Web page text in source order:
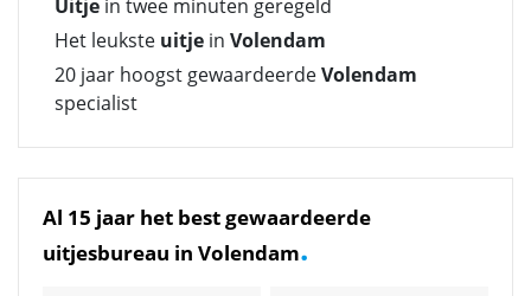
Uitje in twee minuten geregeld
Het leukste uitje in Volendam
20 jaar hoogst gewaardeerdeVolendam
specialist
Al 15 jaar het best gewaardeerde
uitjesbureau in Volendam.